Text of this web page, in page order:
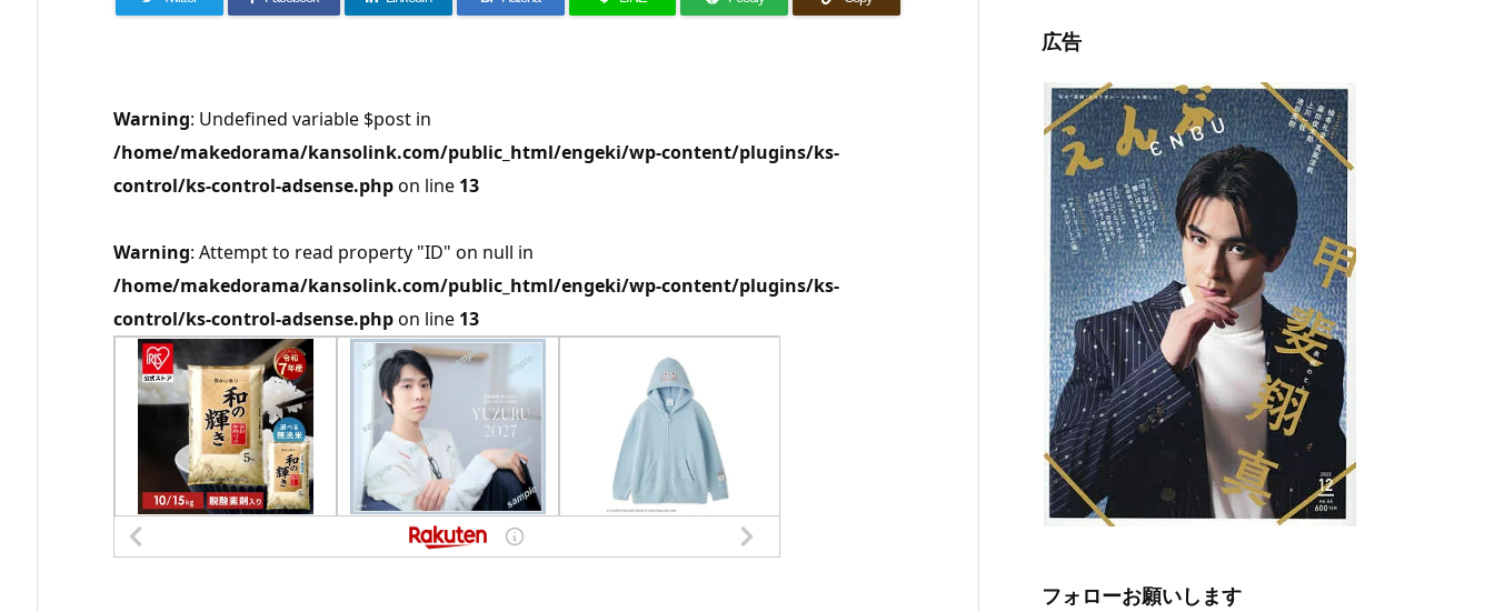
Warning: Undefined variable $post in
/home/makedorama/kansolink.com/public_html/engeki/wp-content/plugins/ks-
control/ks-control-adsense.phpon line 13
Warning: Attempt to read property "ID" on null in
/home/makedorama/kansolink.com/public_html/engeki/wp-content/plugins/ks-
control/ks-control-adsense.phpon line 13
広告
フォローお願いします